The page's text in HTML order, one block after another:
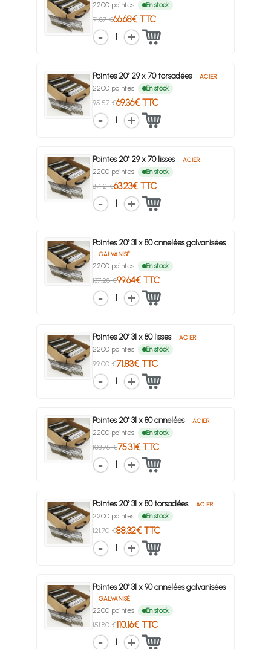
2200 pointes En stock
91.87 €66.68€ TTC
1
Pointes 20° 29 x 70 torsadées ACIER
2200 pointes En stock
95.57 €69.36€ TTC
1
Pointes 20° 29 x 70 lisses ACIER
2200 pointes En stock
87.12 €63.23€ TTC
1
Pointes 20° 31 x 80 annelées galvanisées
GALVANISÉ
2200 pointes En stock
137.28 €99.64€ TTC
1
Pointes 20° 31 x 80 lisses ACIER
2200 pointes En stock
99.00 €71.83€ TTC
1
Pointes 20° 31 x 80 annelées ACIER
2200 pointes En stock
103.75 €75.31€ TTC
1
Pointes 20° 31 x 80 torsadées ACIER
2200 pointes En stock
121.70 €88.32€ TTC
1
Pointes 20° 31 x 90 annelées galvanisées
GALVANISÉ
2200 pointes En stock
151.80 €110.16€ TTC
1